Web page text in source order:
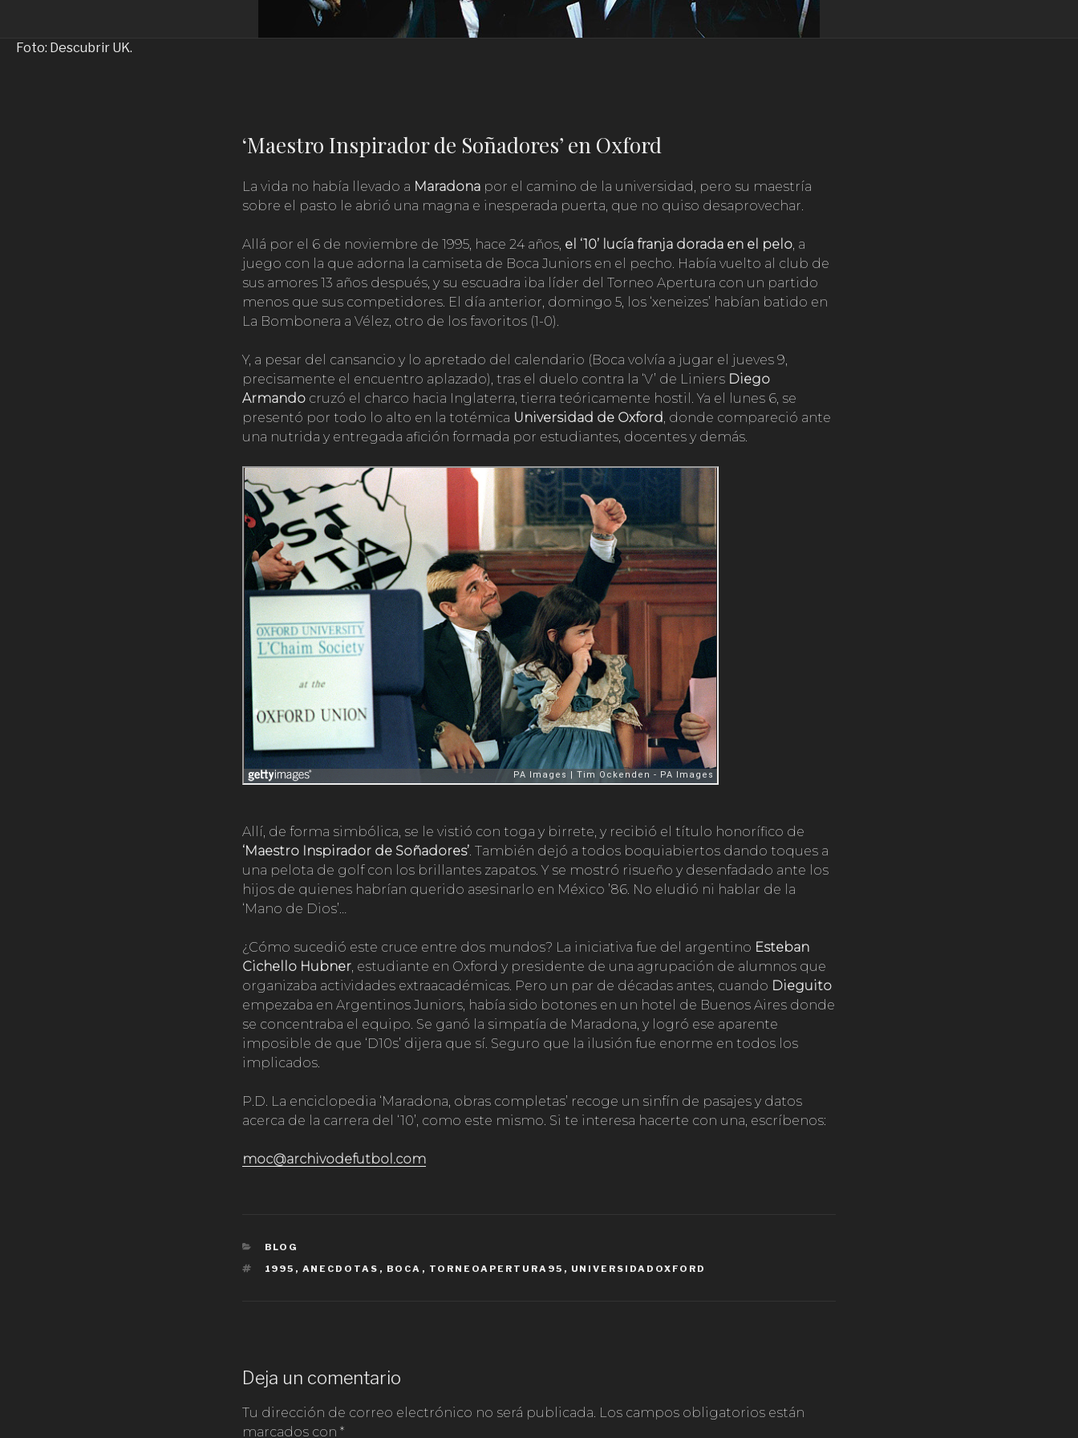
Foto: Descubrir UK.
‘Maestro Inspirador de Soñadores’ en Oxford
La vida no había llevado a Maradona por el camino de la universidad, pero su maestría
sobre el pasto le abrió una magna e inesperada puerta, que no quiso desaprovechar.
Allá por el 6 de noviembre de 1995, hace 24 años, el ‘10’ lucía franja dorada en el pelo, a
juego con la que adorna la camiseta de Boca Juniors en el pecho. Había vuelto al club de
sus amores 13 años después, y su escuadra iba líder del Torneo Apertura con un partido
menos que sus competidores. El día anterior, domingo 5, los ‘xeneizes’ habían batido en
La Bombonera a Vélez, otro de los favoritos (1-0).
Y, a pesar del cansancio y lo apretado del calendario (Boca volvía a jugar el jueves 9,
precisamente el encuentro aplazado), tras el duelo contra la ‘V’ de Liniers Diego
Armando cruzó el charco hacia Inglaterra, tierra teóricamente hostil. Ya el lunes 6, se
presentó por todo lo alto en la totémica Universidad de Oxford, donde compareció ante
una nutrida y entregada afición formada por estudiantes, docentes y demás.
Allí, de forma simbólica, se le vistió con toga y birrete, y recibió el título honorífico de
‘Maestro Inspirador de Soñadores’. También dejó a todos boquiabiertos dando toques a
una pelota de golf con los brillantes zapatos. Y se mostró risueño y desenfadado ante los
hijos de quienes habrían querido asesinarlo en México ’86. No eludió ni hablar de la
‘Mano de Dios’…
¿Cómo sucedió este cruce entre dos mundos? La iniciativa fue del argentino Esteban
Cichello Hubner, estudiante en Oxford y presidente de una agrupación de alumnos que
organizaba actividades extraacadémicas. Pero un par de décadas antes, cuando Dieguito
empezaba en Argentinos Juniors, había sido botones en un hotel de Buenos Aires donde
se concentraba el equipo. Se ganó la simpatía de Maradona, y logró ese aparente
imposible de que ‘D10s’ dijera que sí. Seguro que la ilusión fue enorme en todos los
implicados.
P.D. La enciclopedia ‘Maradona, obras completas’ recoge un sinfín de pasajes y datos
acerca de la carrera del ‘10’, como este mismo. Si te interesa hacerte con una, escríbenos:
moc@archivodefutbol.com
CATEGORÍAS
BLOG
ETIQUETAS
1995 , ANECDOTAS , BOCA , TORNEOAPERTURA95 , UNIVERSIDADOXFORD
Deja un comentario
Tu dirección de correo electrónico no será publicada. Los campos obligatorios están
marcados con *